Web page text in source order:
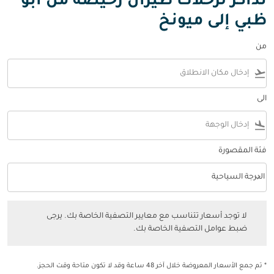
ظبي إلى ميونخ
من
flight_takeoff
الى
flight_land
فئة المقصورة
فئة المقصورة option الدرجة السياحية Selected
الدرجة السياحية
keyboard_arrow_down
لا توجد أسعار تتناسب مع معايير التصفية الخاصة بك. يرجى
ضبط عوامل التصفية الخاصة بك.
* تم جمع الأسعار المعروضة خلال آخر 48 ساعة وقد لا تكون متاحة وقت الحجز.